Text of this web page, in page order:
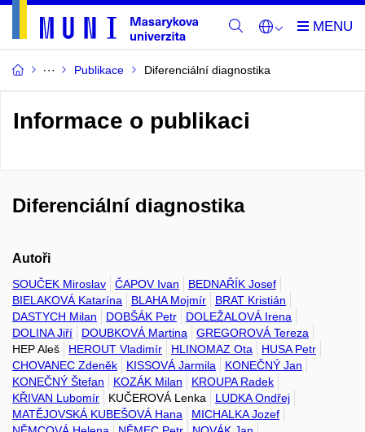
Publikace Diferenciální diagnostika
Informace o publikaci
Diferenciální diagnostika
Autoři
SOUČEK Miroslav ČAPOV Ivan
BEDNAŘÍK Josef
BIELAKOVÁ Katarína
BLAHA Mojmír
BRAT Kristián
DASTYCH Milan
DOBŠÁK Petr
DOLEŽALOVÁ Irena
DOLINA Jiří
DOUBKOVÁ Martina
GREGOROVÁ Tereza
HEP Aleš
HEROUT Vladimír HLINOMAZ Ota
HUSA Petr
CHOVANEC Zdeněk
KISSOVÁ Jarmila
KONEČNÝ Jan
KONEČNÝ Štefan
KOZÁK Milan
KROUPA Radek
KŘIVAN Lubomír
KUČEROVÁ Lenka
LUDKA Ondřej
MATĚJOVSKÁ KUBEŠOVÁ Hana
MICHALKA Jozef